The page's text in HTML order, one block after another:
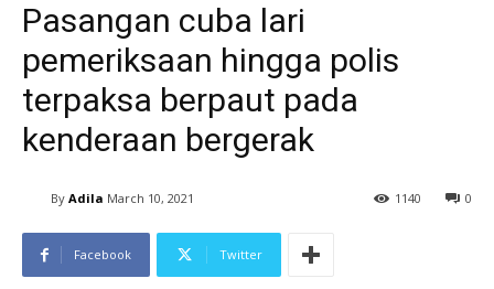
Pasangan cuba lari
pemeriksaan hingga polis
terpaksa berpaut pada
kenderaan bergerak
By Adila March 10, 2021 0
1140
Facebook Twitter